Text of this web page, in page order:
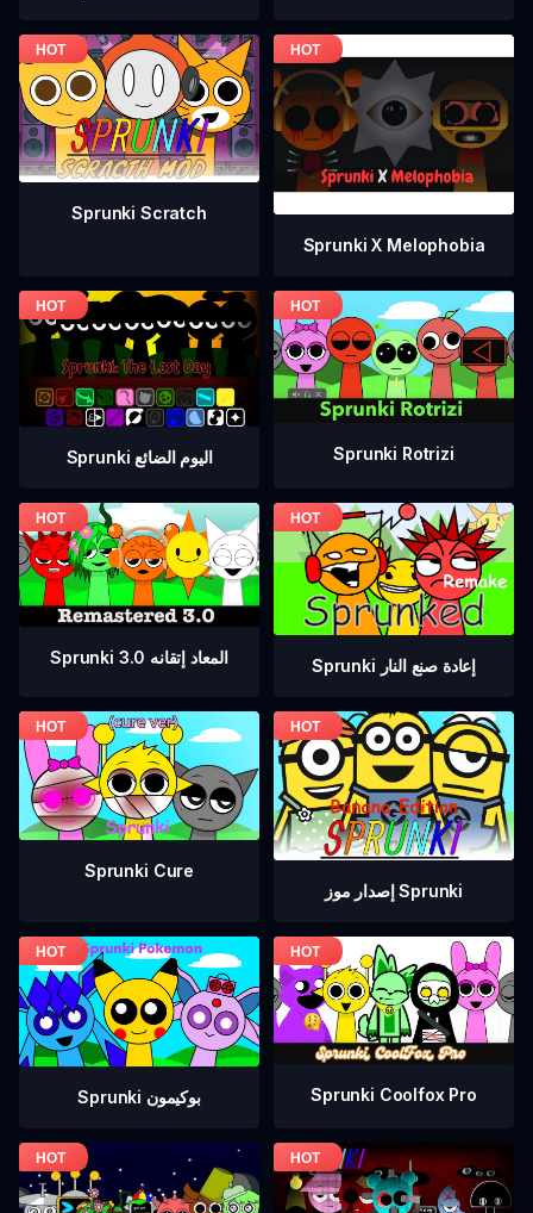
Sprunki Scratch
Sprunki X Melophobia
Sprunki اليوم الضائع Sprunki Rotrizi
Sprunki المعاد إتقانه 3.0 Sprunki إعادة صنع النار
Sprunki Cure
إصدار موز Sprunki
Sprunki بوكيمون Sprunki Coolfox Pro